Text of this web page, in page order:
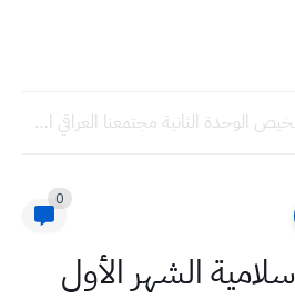
تلخيص الوحدة الثانية مجتمعنا العراقي اجتماعيات سادس ابتدائي
0
الشهر الأول